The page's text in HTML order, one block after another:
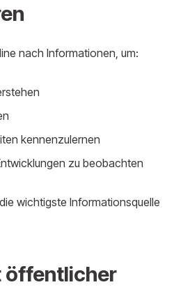
nach Informationen, um:
kennenzulernen
zu beobachten
wichtigste Informationsquelle
öffentlicher